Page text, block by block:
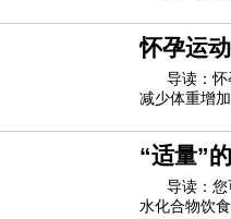
成年人的研
杯-会改变
进食或饮水
怀孕运
导读：怀
减少体重增
康。随时运
便秘，增强
肉力量。精
“适量”
长寿导读：
水化合物饮